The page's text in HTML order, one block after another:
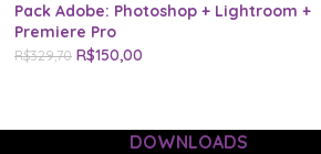
Pack Adobe: Photoshop + Lightroom +
Premiere Pro
R$329,70 R$150,00
DOWNLOADS